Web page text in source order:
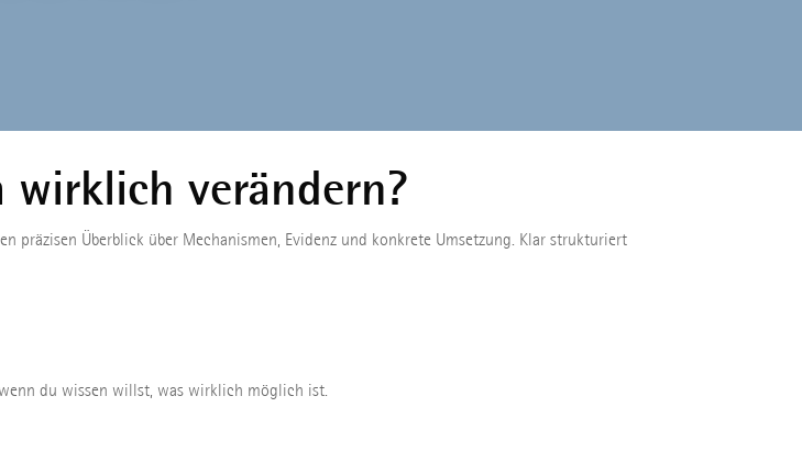
verändern?
Überblick über Mechanismen, Evidenz und konkrete Umsetzung. Klar strukturiert
du wissen willst, was wirklich möglich ist.